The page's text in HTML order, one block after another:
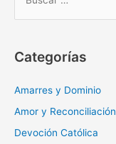
r
Categorías
Amarres y Dominio
Amor y Reconciliación
Devoción Católica